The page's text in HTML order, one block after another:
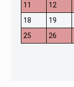
11
12
18
19
25
26